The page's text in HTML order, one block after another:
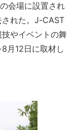
会場に設置され
された。J-CAST
やイベントの舞
月12日に取材し